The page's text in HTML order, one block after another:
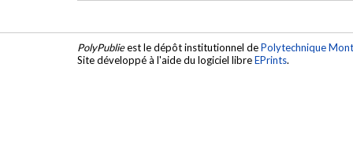
PolyPublieest le dépôt institutionnel dePolytechnique
Site développé à l'aide du logiciel libreEPrints.